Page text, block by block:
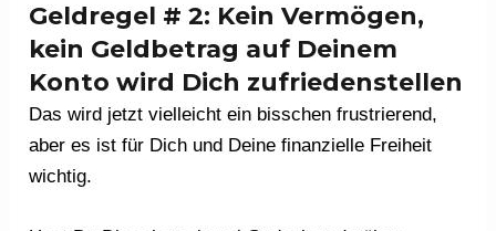
Geldregel # 2: Kein Vermögen,
kein Geldbetrag auf Deinem
Konto wird Dich zufriedenstellen
Das wird jetzt vielleicht ein bisschen frustrierend,
aber es ist für Dich und Deine finanzielle Freiheit
wichtig.